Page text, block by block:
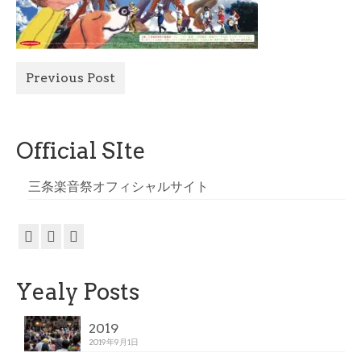
Previous Post
Official SIte
三条楽音祭オフィシャルサイト
Yealy Posts
2019
2019年9月1日